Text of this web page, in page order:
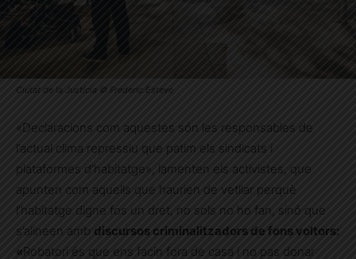
Ciutat de la Justícia © Frederic Esteve
«Declaracions com aquestes són les responsables de
l’actual clima repressiu que patim els sindicats i
plataformes d’habitatge», lamenten els activistes, que
apunten com aquells que haurien de vetllar perquè
l’habitatge digne fos un dret, no sols no ho fan, sinó que
s’alineen amb discursos criminalitzadors de fons voltors:
« Robatori és que ens facin fora de casa i no pas donar